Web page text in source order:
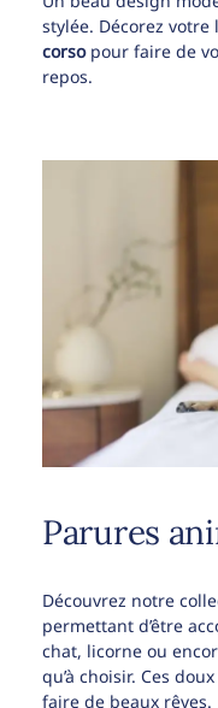
stylée. Décorez votre
corsopour faire de
repos.
Parures
Découvrez notre
permettant d’être
chat, licorne ou
qu’à choisir. Ces
faire de beaux rêves.